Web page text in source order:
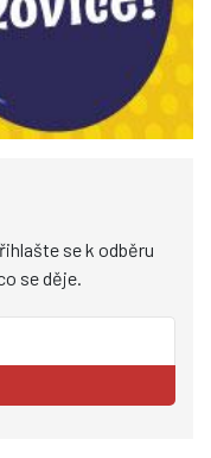
se k odběru
se děje.